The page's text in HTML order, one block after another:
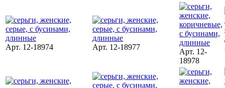
Арт. 12-18974 Арт. 12-18977
Арт. 12-
18978